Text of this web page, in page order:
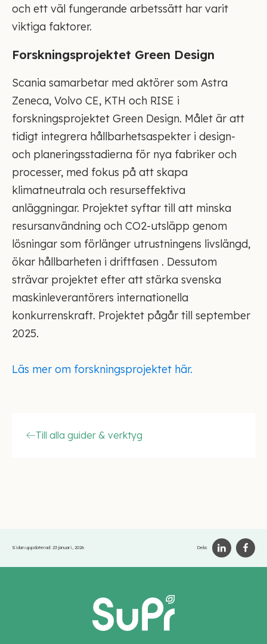
och ett väl fungerande arbetssätt har varit
viktiga faktorer.
Forskningsprojektet Green Design
Scania samarbetar med aktörer som Astra
Zeneca, Volvo CE, KTH och RISE i
forskningsprojektet Green Design. Målet är att
tidigt integrera hållbarhetsaspekter i design-
och planeringsstadierna för nya fabriker och
processer, med fokus på att skapa
klimatneutrala och resurseffektiva
anläggningar. Projektet syftar till att minska
resursanvändning och CO2-utsläpp genom
lösningar som förlänger utrustningens livslängd,
ökar hållbarheten i driftfasen . Dessutom
strävar projektet efter att stärka svenska
maskinleverantörers internationella
konkurrenskraft. Projektet pågår till september
2025.
Läs mer om forskningsprojektet här.
Till alla guider & verktyg
Sidan uppdaterad: 23 januari, 2026 Dela: